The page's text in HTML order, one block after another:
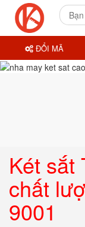
Két sắt
chất
9001
ĐỔI MÃ